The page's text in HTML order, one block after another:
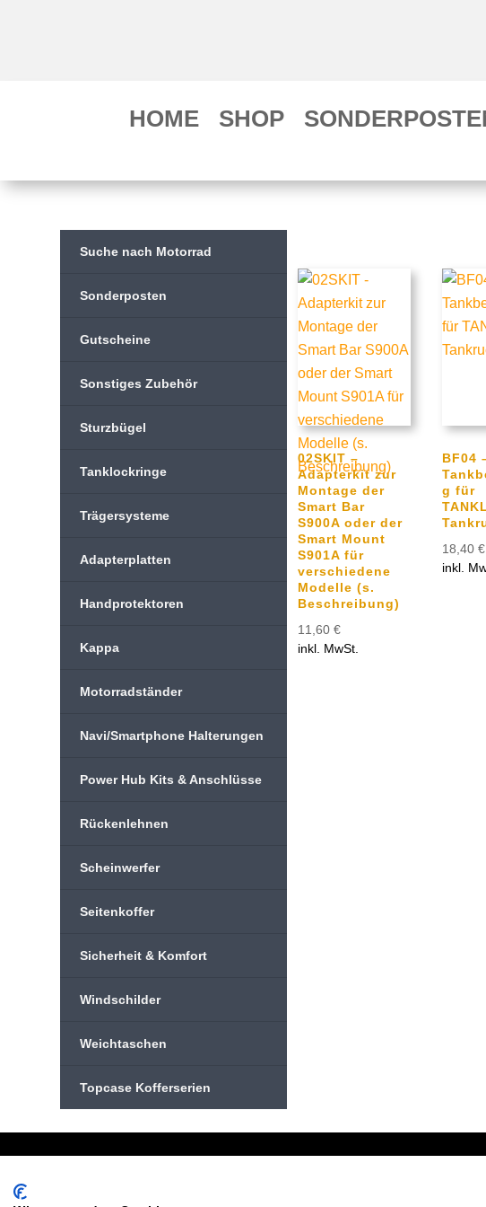
HOME SHOP
Suche nach Motorrad
Sonderposten
Gutscheine
Sonstiges Zubehör
Sturzbügel
Tanklockringe
Trägersysteme
Adapterplatten
Handprotektoren
Kappa
Motorradständer
Navi/Smartphone Halterungen
Power Hub Kits & Anschlüsse
Rückenlehnen
Scheinwerfer
Seitenkoffer
Sicherheit & Komfort
Windschilder
Weichtaschen
Topcase Kofferserien
02SKIT –
Adapterkit zur
Montage der
Smart Bar
S900A oder der
Smart Mount
S901A für
verschiedene
Modelle (s.
Beschreibung)
11,60 €
inkl. MwSt.
BF04
g für
18,40€
inkl.